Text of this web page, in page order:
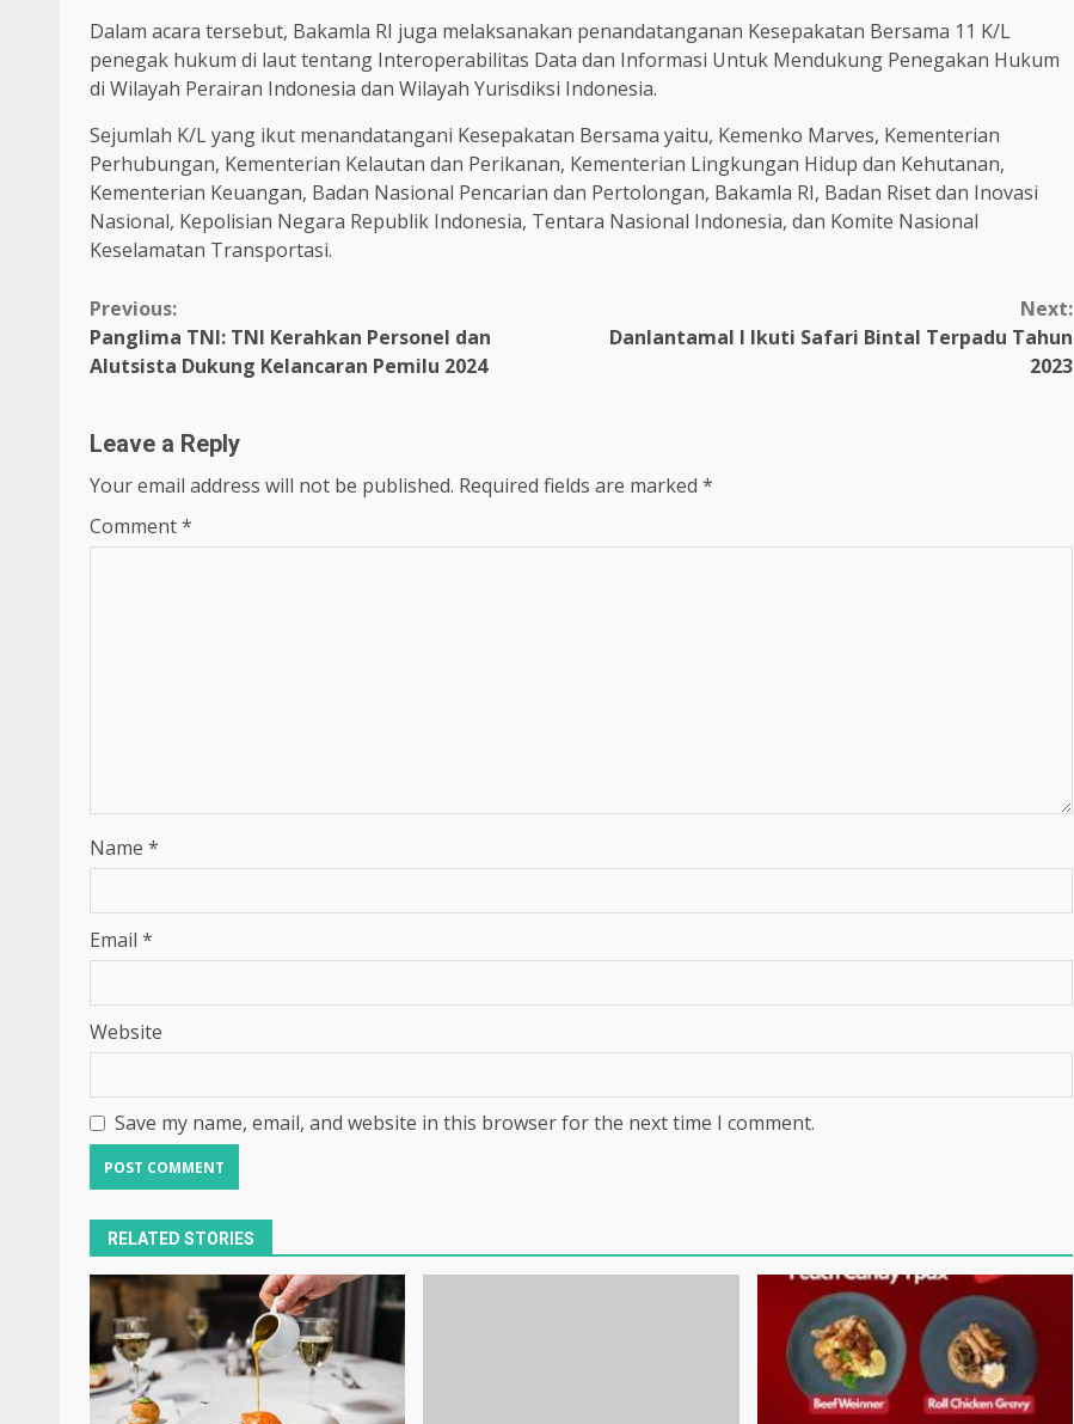
Dalam acara tersebut, Bakamla RI juga melaksanakan penandatanganan Kesepakatan Bersama 11 K/L
penegak hukum di laut tentang Interoperabilitas Data dan Informasi Untuk Mendukung Penegakan Hukum
di Wilayah Perairan Indonesia dan Wilayah Yurisdiksi Indonesia.
Sejumlah K/L yang ikut menandatangani Kesepakatan Bersama yaitu, Kemenko Marves, Kementerian
Perhubungan, Kementerian Kelautan dan Perikanan, Kementerian Lingkungan Hidup dan Kehutanan,
Kementerian Keuangan, Badan Nasional Pencarian dan Pertolongan, Bakamla RI, Badan Riset dan Inovasi
Nasional, Kepolisian Negara Republik Indonesia, Tentara Nasional Indonesia, dan Komite Nasional
Keselamatan Transportasi.
Continue
Reading
Previous:
Panglima TNI: TNI Kerahkan Personel dan
Alutsista Dukung Kelancaran Pemilu 2024
Next:
Danlantamal I Ikuti Safari Bintal Terpadu Tahun
2023
Leave a Reply
Your email address will not be published. Required fields are marked *
Comment*
Name *
Email *
Website
Save my name, email, and website in this browser for the next time I comment.
RELATED STORIES